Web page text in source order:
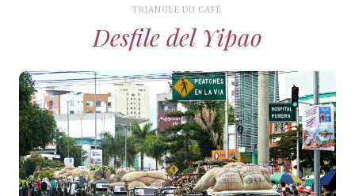
TRIANGLE DU CAFÉ
Desfile del Yipao